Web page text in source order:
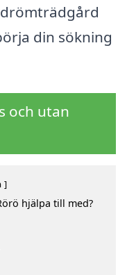
din sökning
och utan
hjälpa till med?